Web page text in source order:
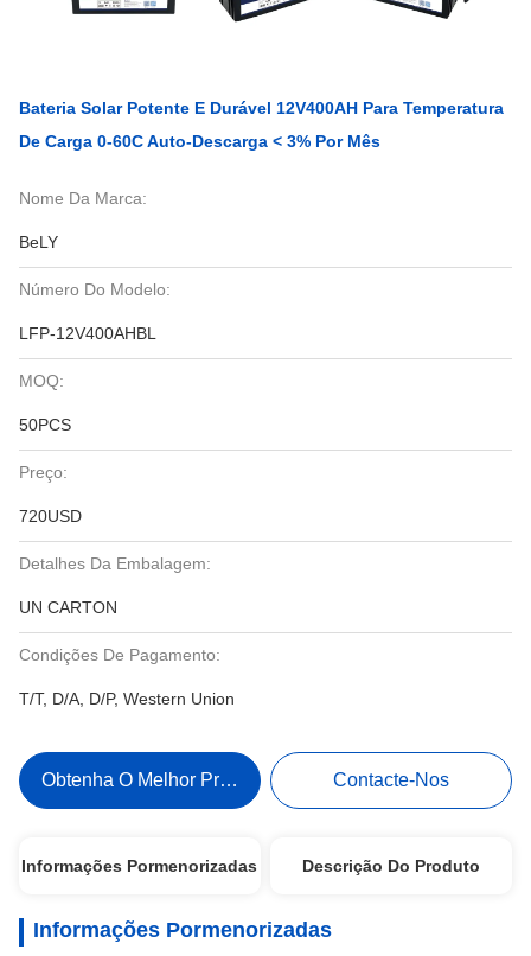
Bateria Solar Potente E Durável 12V400AH Para Temperatura
De Carga 0-60C Auto-Descarga < 3% Por Mês
Nome Da Marca:
BeLY
Número Do Modelo:
LFP-12V400AHBL
MOQ:
50PCS
Preço:
720USD
Detalhes Da Embalagem:
UN CARTON
Condições De Pagamento:
T/T, D/A, D/P, Western Union
Obtenha O Melhor Preço Contacte-Nos
Informações Pormenorizadas Descrição Do Produto
Informações Pormenorizadas